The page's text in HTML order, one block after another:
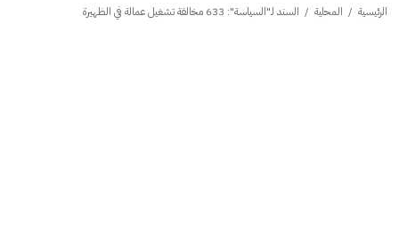
الرئيسية / المحلية / السند لـ"السياسة": 633 مخالفة تشغيل عمالة في الظهيرة